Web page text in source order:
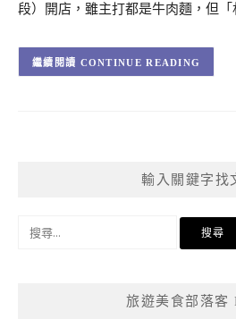
段）開店，雖主打都是牛肉麵，但
CONTINUE READING
輸入關鍵字找
旅遊美食部落客